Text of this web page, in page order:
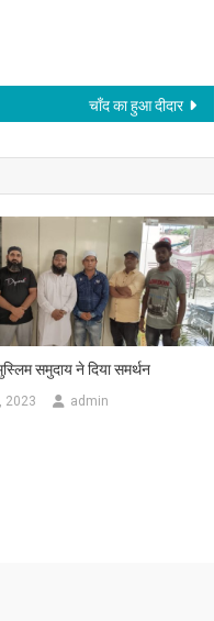
चाँद का हुआ दीदार
समुदाय ने दिया समर्थन
2023 admin